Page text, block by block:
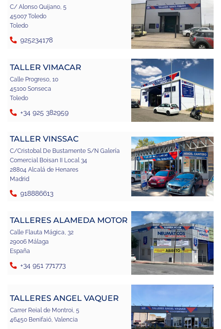
C/ Alonso Quijano, 5
45007 Toledo
Toledo
925234178
TALLER VIMACAR
Calle Progreso, 10
45100 Sonseca
Toledo
+34 925 382959
TALLER VINSSAC
C/Cristobal De Bustamente S/N Galería
Comercial Boisan II Local 34
28804 Alcalá de Henares
Madrid
918886613
TALLERES ALAMEDA MOTOR
Calle Flauta Mágica, 32
29006 Málaga
España
+34 951 771773
TALLERES ANGEL VAQUER
Carrer Reial de Montroi, 5
46450 Benifaió, Valencia